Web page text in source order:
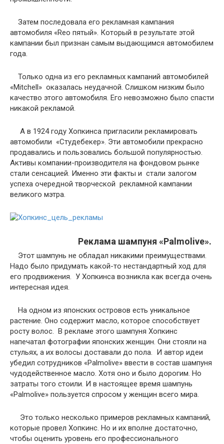
Затем последовала его рекламная кампания
автомобиля «Reo пятый». Который в результате этой
кампании был признан самым выдающимся автомобилем
года.
Только одна из его рекламных кампаний автомобилей
«Mitchell» оказалась неудачной. Слишком низким было
качество этого автомобиля. Его невозможно было спасти
никакой рекламой.
А в 1924 году Хопкинса пригласили рекламировать
автомобили «Студебекер». Эти автомобили прекрасно
продавались и пользовались большой популярностью.
Активы компании-производителя на фондовом рынке
стали сенсацией. Именно эти факты и стали залогом
успеха очередной творческой рекламной кампании
великого мэтра.
Реклама шампуня «Palmolive».
Этот шампунь не обладал никакими преимуществами.
Надо было придумать какой-то нестандартный ход для
его продвижения. У Хопкинса возникла как всегда очень
интересная идея.
На одном из японских островов есть уникальное
растение. Оно содержит масло, которое способствует
росту волос. В рекламе этого шампуня Хопкинс
напечатал фотографии японских женщин. Они стояли на
стульях, а их волосы доставали до пола. И автор идеи
убедил сотрудников «Palmolive» ввести в состав шампуня
чудодейственное масло. Хотя оно и было дорогим. Но
затраты того стоили. И в настоящее время шампунь
«Palmolive» пользуется спросом у женщин всего мира.
Это только несколько примеров рекламных кампаний,
которые провел Хопкинс. Но и их вполне достаточно,
чтобы оценить уровень его профессионального